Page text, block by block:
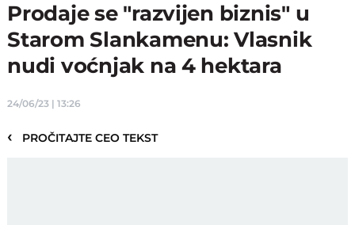
Prodaje se "razvijen biznis" u
Starom Slankamenu: Vlasnik
nudi voćnjak na 4 hektara
24/06/23 | 13:26
‹ PROČITAJTE CEO TEKST